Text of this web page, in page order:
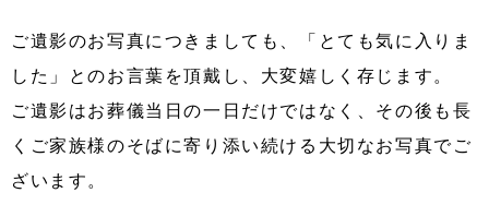
ご遺影のお写真につきましても、「とても気に入りま
した」とのお言葉を頂戴し、大変嬉しく存じます。
ご遺影はお葬儀当日の一日だけではなく、その後も長
くご家族様のそばに寄り添い続ける大切なお写真でご
ざいます。